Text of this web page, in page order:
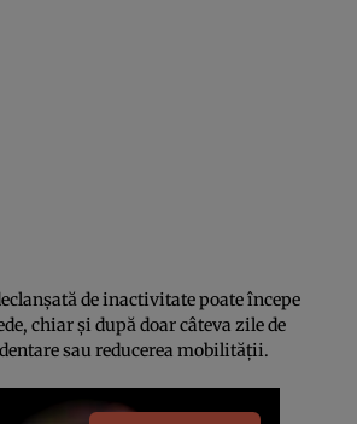
de inactivitate poate începe
chiar și după doar câteva zile de
sau reducerea mobilității.